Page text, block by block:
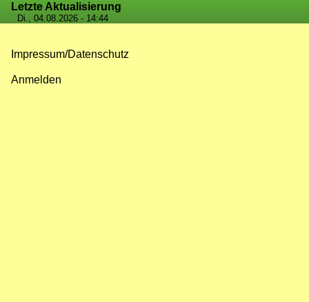
Letzte Aktualisierung
Di., 04.08.2026 - 14:44
Impressum/Datenschutz
Anmelden